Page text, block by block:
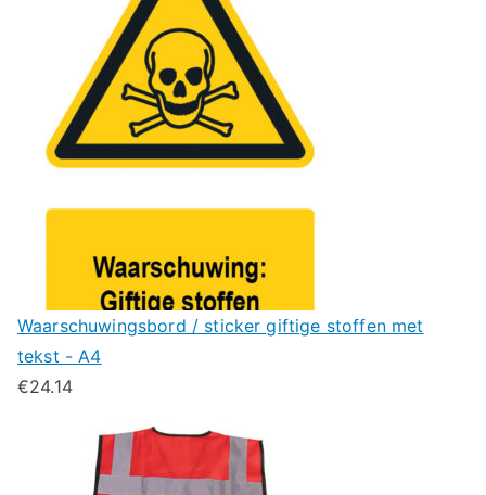
Waarschuwingsbord / sticker giftige stoffen met
tekst - A4
€24.14